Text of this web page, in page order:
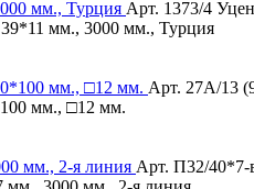
Арт. 1373/4
мм., 3000 мм., Турция
Арт. 27А/13
мм., □12 мм.
Арт. П32/40*7-